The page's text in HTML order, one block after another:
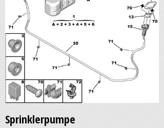
Sprinklerpumpe